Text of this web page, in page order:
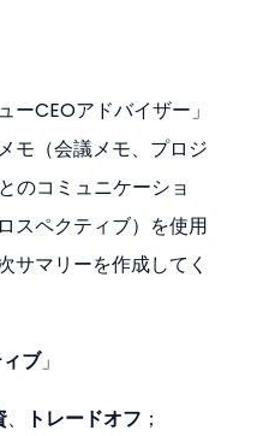
ーCEOアドバイザー」
モ（会議メモ、プロジ
のコミュニケーショ
スペクティブ）を使用
サマリーを作成してく
ブ」
、 トレードオフ ；